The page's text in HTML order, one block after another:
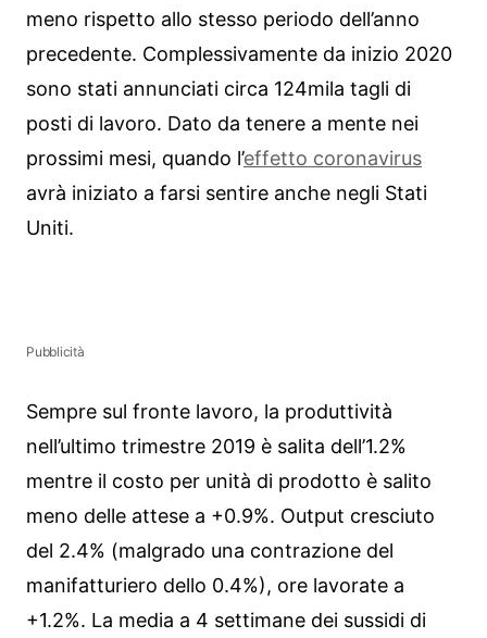
meno rispetto allo stesso periodo dell’anno
precedente. Complessivamente da inizio 2020
sono stati annunciati circa 124mila tagli di
posti di lavoro. Dato da tenere a mente nei
prossimi mesi, quando l’effetto coronavirus
avrà iniziato a farsi sentire anche negli Stati
Uniti.
Pubblicità
Sempre sul fronte lavoro, la produttività
nell’ultimo trimestre 2019 è salita dell’1.2%
mentre il costo per unità di prodotto è salito
meno delle attese a +0.9%. Output cresciuto
del 2.4% (malgrado una contrazione del
manifatturiero dello 0.4%), ore lavorate a
+1.2%. La media a 4 settimane dei sussidi di